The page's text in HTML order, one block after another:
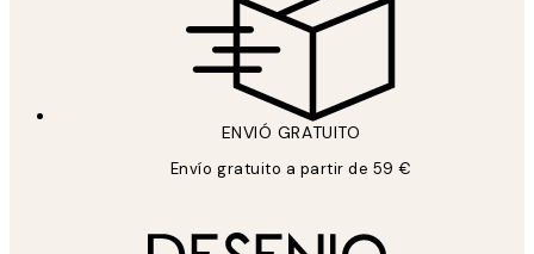
ENVIÓ GRATUITO
Envío gratuito a partir de 59 €